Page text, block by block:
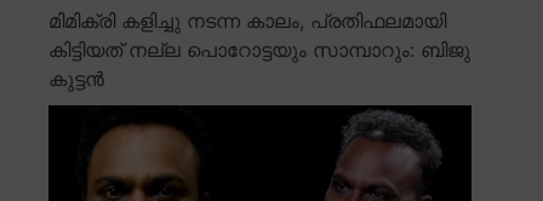
മിമിക്രി കളിച്ചു നടന്ന കാലം, പ്രതിഫലമായി
കിട്ടിയത് നല്ല പൊറോട്ടയും സാമ്പാറും: ബിജു
കുട്ടൻ